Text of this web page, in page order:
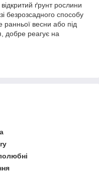
ґрунт рослини
безрозсадного способу
ранньої весни або під
добре реагує на